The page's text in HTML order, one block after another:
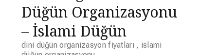
Düğün Organizasyonu
– İslami Düğün
dini düğün organizasyon fiyatları , islami